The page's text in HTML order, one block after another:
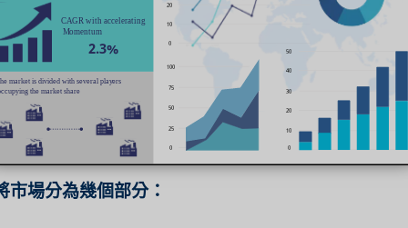
市場分為幾個部分：